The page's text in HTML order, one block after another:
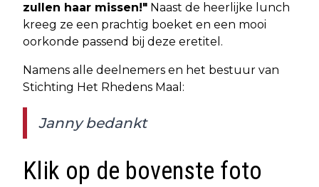
zullen haar missen!" Naast de heerlijke lunch
kreeg ze een prachtig boeket en een mooi
oorkonde passend bij deze eretitel.
Namens alle deelnemers en het bestuur van
Stichting Het Rhedens Maal:
Janny bedankt
Klik op de bovenste foto